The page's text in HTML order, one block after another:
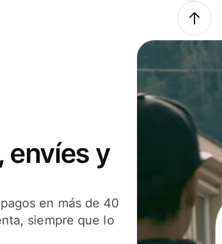
envíes y
en más de 40
siempre que lo